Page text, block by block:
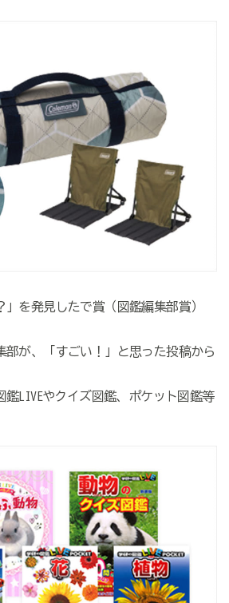
」を発見したで賞（図鑑編集部賞）
、「すごい！」と思った投稿から
やクイズ図鑑、ポケット図鑑等